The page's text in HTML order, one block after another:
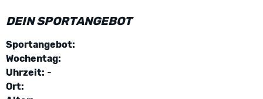
DEIN SPORTANGEBOT
Sportangebot:
Wochentag:
Uhrzeit: -
Ort: